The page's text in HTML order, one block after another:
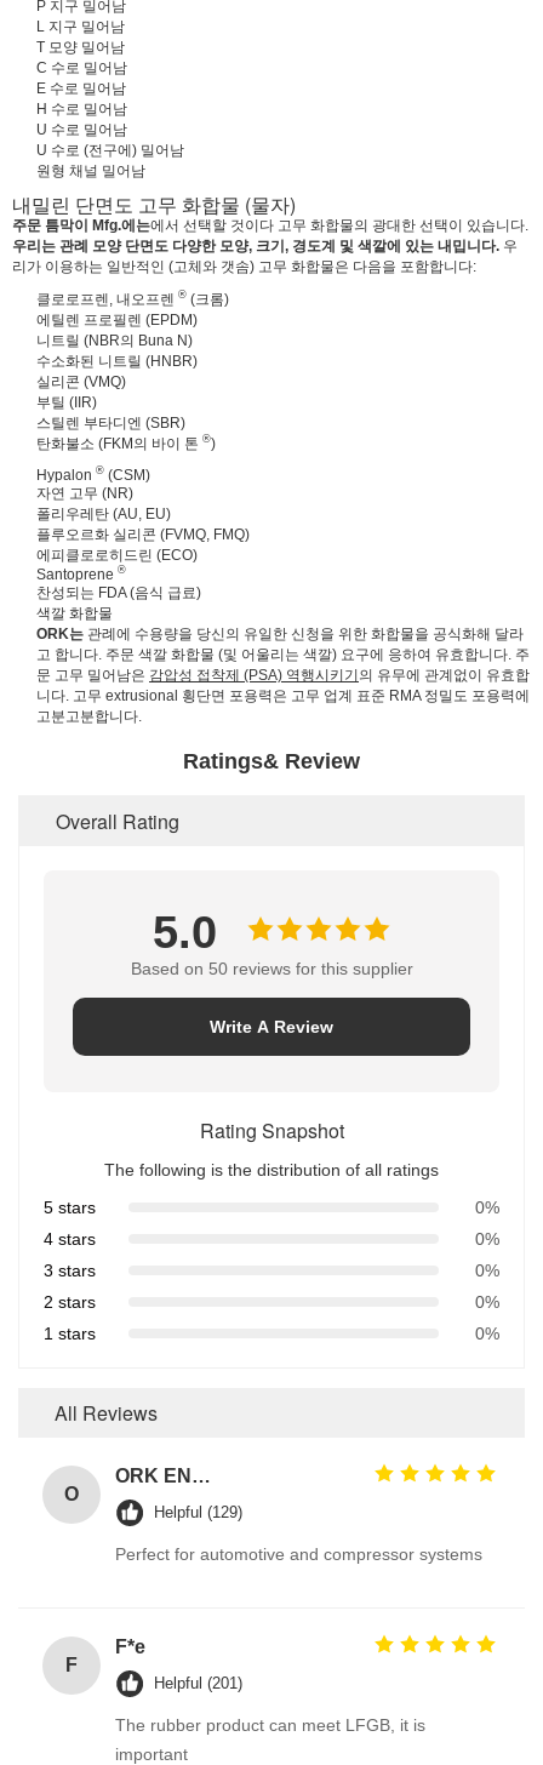
P 지구 밀어남
L 지구 밀어남
T 모양 밀어남
C 수로 밀어남
E 수로 밀어남
H 수로 밀어남
U 수로 밀어남
U 수로 (전구에) 밀어남
원형 채널 밀어남
내밀린 단면도 고무 화합물 (물자)
주문 틈막이 Mfg.에는에서 선택할 것이다 고무 화합물의 광대한 선택이 있습니다.
우리는 관례 모양 단면도 다양한 모양, 크기, 경도계 및 색깔에 있는 내밉니다. 우
리가 이용하는 일반적인 (고체와 갯솜) 고무 화합물은 다음을 포함합니다:
클로로프렌, 내오프렌 ® (크롬)
에틸렌 프로필렌 (EPDM)
니트릴 (NBR의 Buna N)
수소화된 니트릴 (HNBR)
실리콘 (VMQ)
부틸 (IIR)
스틸렌 부타디엔 (SBR)
탄화불소 (FKM의 바이 톤 ®)
Hypalon ® (CSM)
자연 고무 (NR)
폴리우레탄 (AU, EU)
플루오르화 실리콘 (FVMQ, FMQ)
에피클로로히드린 (ECO)
Santoprene ®
찬성되는 FDA (음식 급료)
색깔 화합물
ORK는 관례에 수용량을 당신의 유일한 신청을 위한 화합물을 공식화해 달라
고 합니다. 주문 색깔 화합물 (및 어울리는 색깔) 요구에 응하여 유효합니다. 주
문 고무 밀어남은 감압성 접착제 (PSA) 역행시키기의 유무에 관계없이 유효합
니다. 고무 extrusional 횡단면 포용력은 고무 업계 표준 RMA 정밀도 포용력에
고분고분합니다.
Ratings& Review
Overall Rating
5.0
Based on 50 reviews for this supplier
Write A Review
Rating Snapshot
The following is the distribution of all ratings
5 stars
0%
4 stars
0%
3 stars
0%
2 stars
0%
1 stars
0%
All Reviews
O
ORK EN549 Compliant Rubber O Ring Seals for Gas Valves and Appliances
Helpful (129)
Perfect for automotive and compressor systems
F
F*e
Helpful (201)
The rubber product can meet LFGB, it is
important